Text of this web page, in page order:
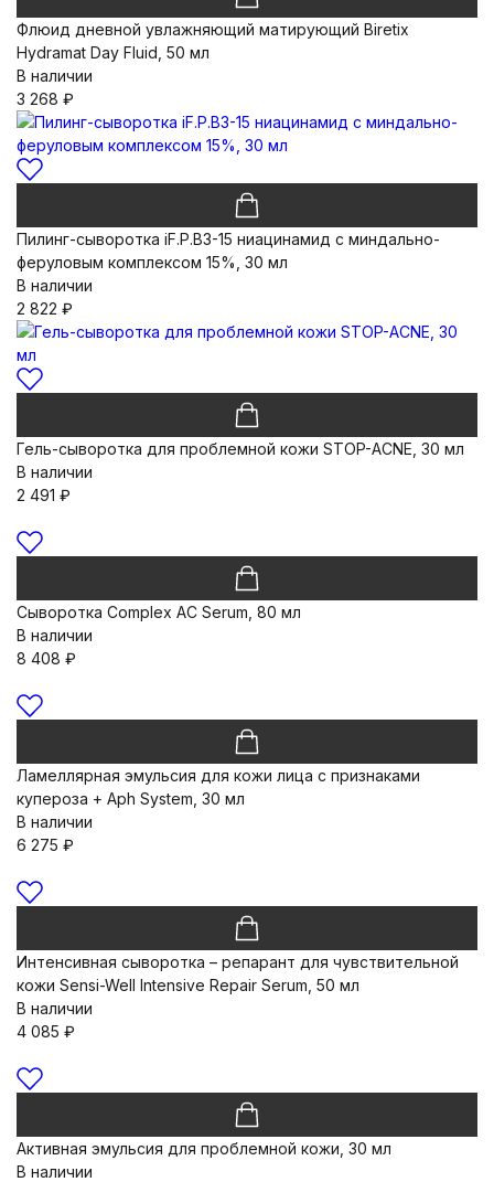
Флюид дневной увлажняющий матирующий Biretix
Hydramat Day Fluid, 50 мл
В наличии
3 268 ₽
Пилинг-сыворотка iF.P.B3-15 ниацинамид с миндально-
феруловым комплексом 15%, 30 мл
В наличии
2 822 ₽
Гель-сыворотка для проблемной кожи STOP-ACNE, 30 мл
В наличии
2 491 ₽
Сыворотка Complex AC Serum, 80 мл
В наличии
8 408 ₽
Ламеллярная эмульсия для кожи лица с признаками
купероза + Aph System, 30 мл
В наличии
6 275 ₽
Интенсивная сыворотка – репарант для чувствительной
кожи Sensi-Well Intensive Repair Serum, 50 мл
В наличии
4 085 ₽
Активная эмульсия для проблемной кожи, 30 мл
В наличии